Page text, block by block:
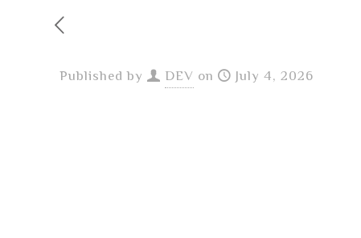
Published by DEV on July 4, 2026